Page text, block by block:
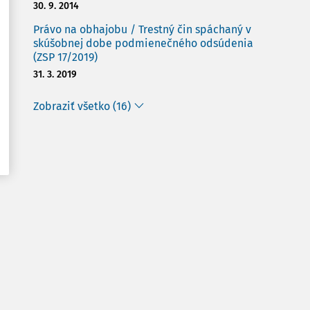
30. 9. 2014
Právo na obhajobu / Trestný čin spáchaný v
skúšobnej dobe podmienečného odsúdenia
(ZSP 17/2019)
31. 3. 2019
Zobraziť všetko (16)